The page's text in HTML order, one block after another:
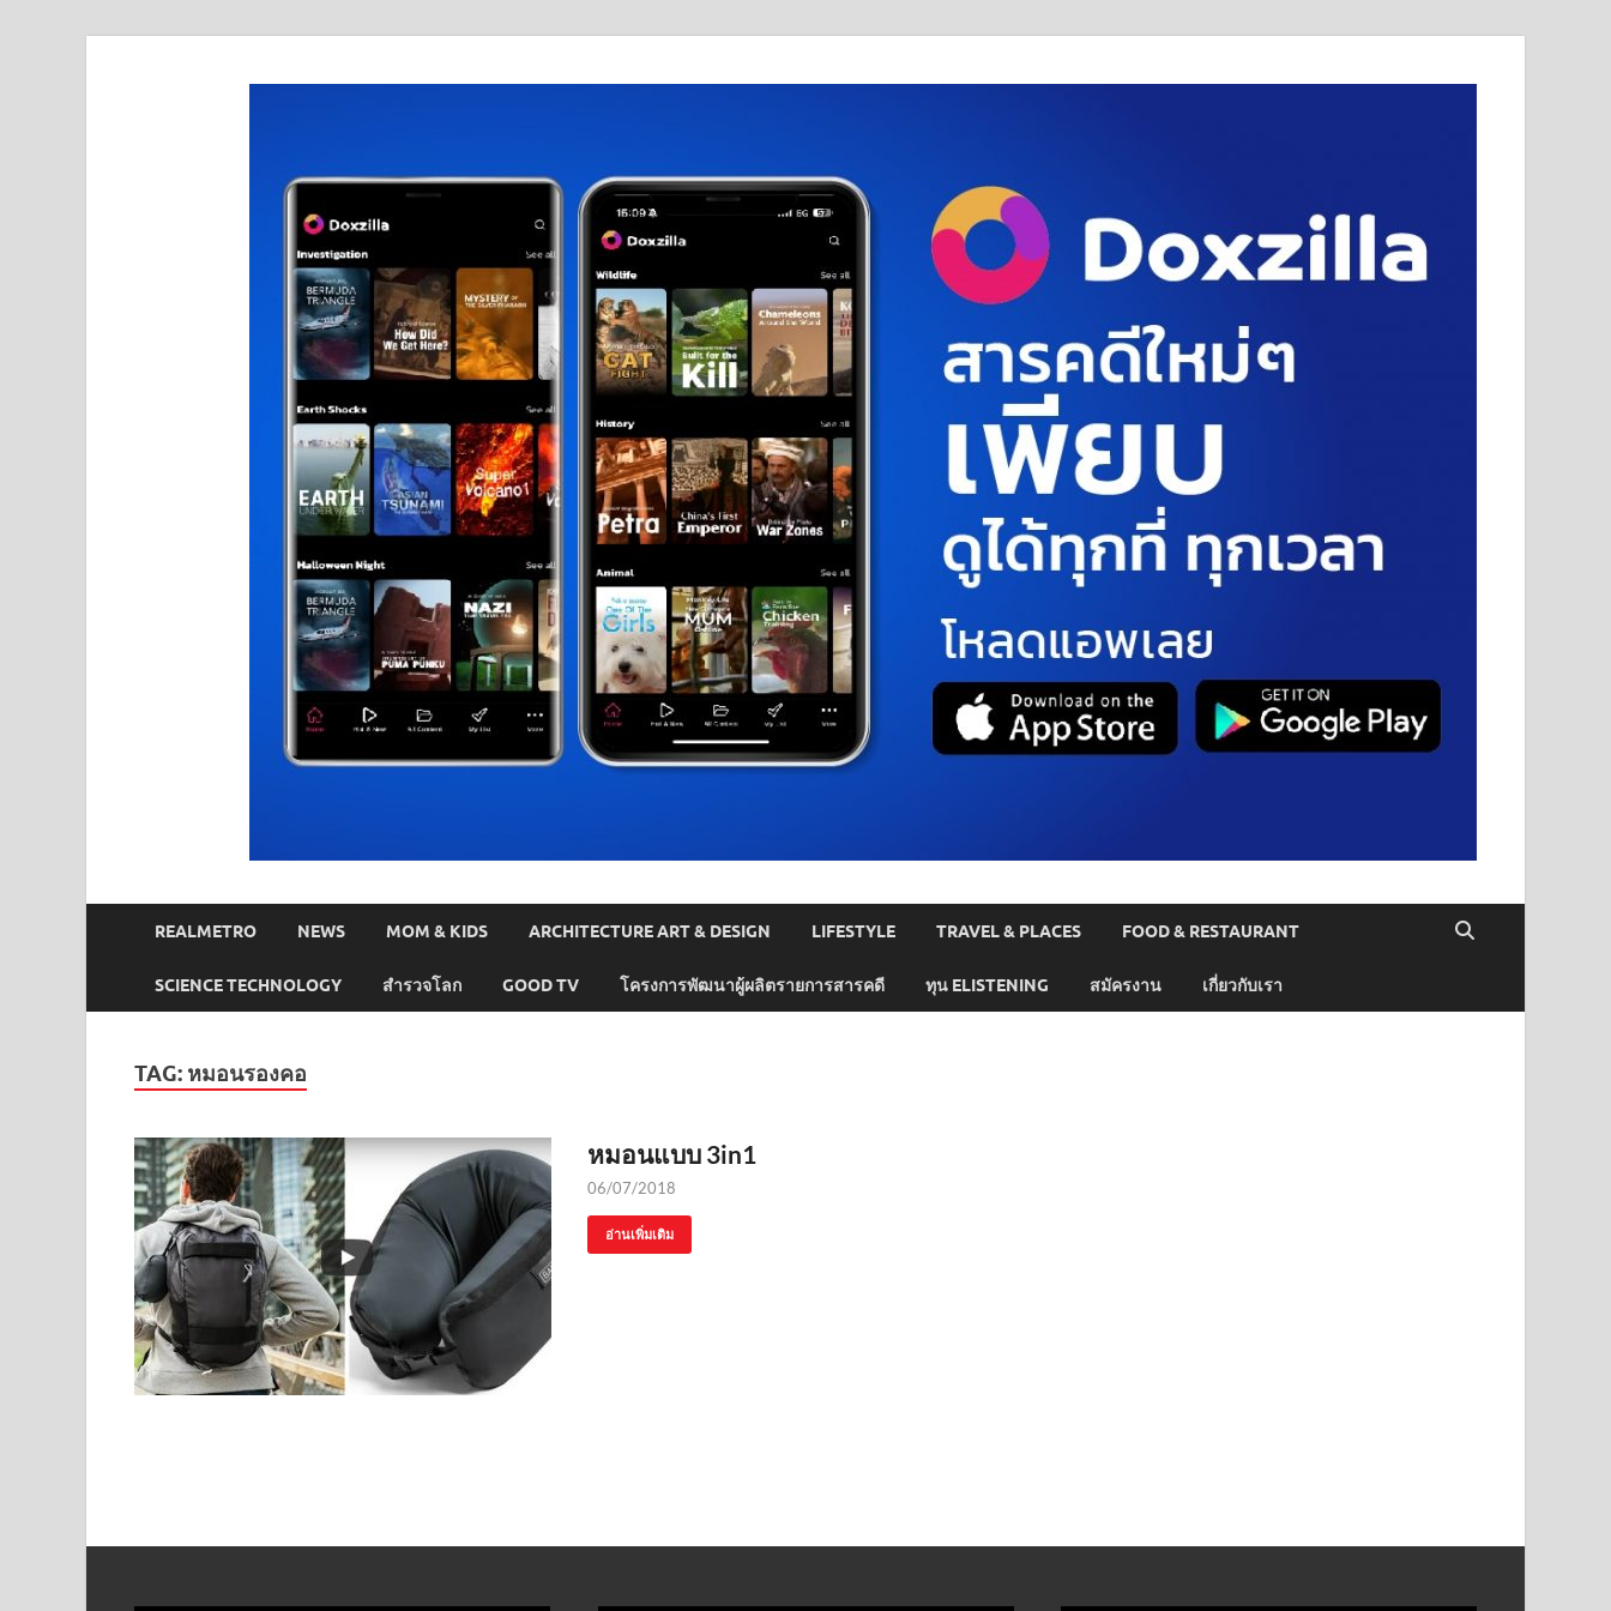
REALMETRO NEWS MOM & KIDS ARCHITECTURE ART & DESIGN LIFESTYLE TRAVEL & PLACES FOOD & RESTAURANT
SCIENCE TECHNOLOGY สำรวจโลก GOOD TV โครงการพัฒนาผู้ผลิตรายการสารคดี ทุน ELISTENING สมัครงาน เกี่ยวกับเรา
TAG: หมอนรองคอ
หมอนแบบ 3in1
06/07/2018
อ่านเพิ่มเติม